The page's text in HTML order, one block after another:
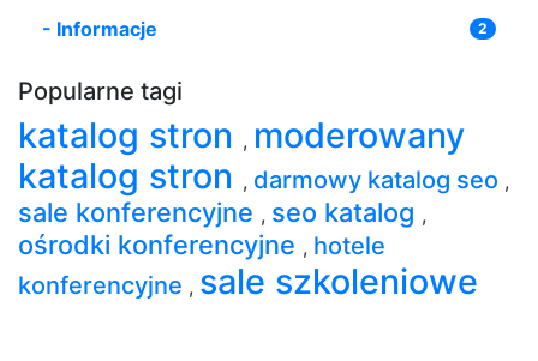
- Informacje 2
Popularne tagi
katalog stron , moderowany
katalog stron , darmowy katalog seo ,
sale konferencyjne , seo katalog ,
ośrodki konferencyjne , hotele
konferencyjne , sale szkoleniowe